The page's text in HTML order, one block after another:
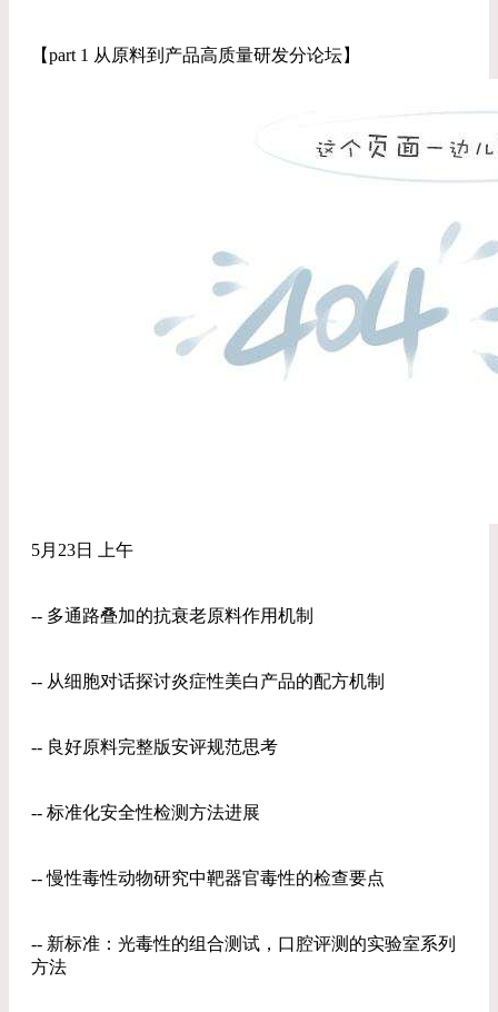
【part 1 从原料到产品高质量研发分论坛】
5月23日 上午
-- 多通路叠加的抗衰老原料作用机制
-- 从细胞对话探讨炎症性美白产品的配方机制
-- 良好原料完整版安评规范思考
-- 标准化安全性检测方法进展
-- 慢性毒性动物研究中靶器官毒性的检查要点
-- 新标准：光毒性的组合测试，口腔评测的实验室系列
方法